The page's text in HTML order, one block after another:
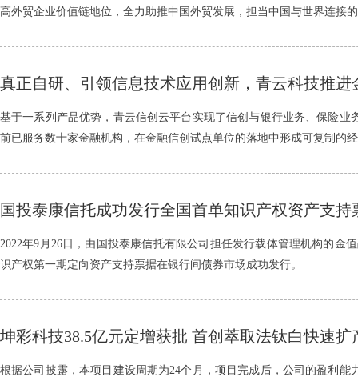
高外贸企业价值链地位，全力助推中国外贸发展，担当中国与世界连接
真正自研、引领信息技术应用创新，青云科技推进
基于一系列产品优势，青云信创云平台实现了信创与银行业务、保险
前已服务数十家金融机构，在金融信创试点单位的落地中形成可复制的
国投泰康信托成功发行全国首单知识产权资产支
2022年9月26日，由国投泰康信托有限公司担任发行载体管理机构的金
识产权第一期定向资产支持票据在银行间债券市场成功发行。
坤彩科技38.5亿元定增获批 首创萃取法钛白快速
长期
根据公司披露，本项目建设周期为24个月，项目完成后，公司的盈利